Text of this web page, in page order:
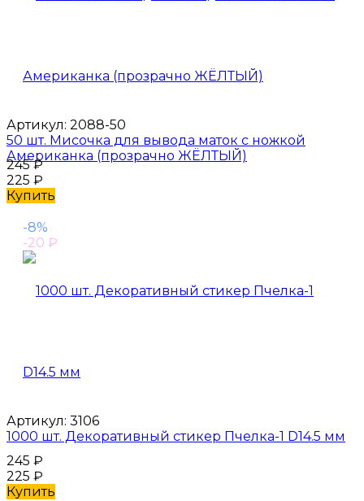
Артикул: 2088-50
50 шт. Мисочка для вывода маток с ножкой
Американка (прозрачно ЖЁЛТЫЙ)
245₽
225 ₽
Купить
-8%
-20 ₽
Артикул: 3106
1000 шт. Декоративный стикер Пчелка-1 D14.5 мм
245 ₽
225 ₽
Купить